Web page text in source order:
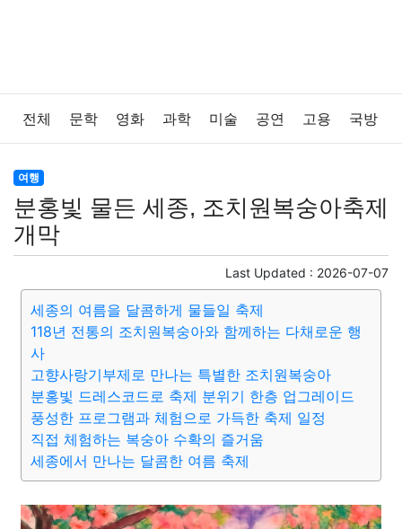
전체 문학 영화 과학 미술 공연 고용 국방
법률
보건 질병 가요 방송 일상 주식 암호화폐
반려동물 패션 미용
증권 인테리어 요리 상품리뷰
게임 스포츠 대출 자동차 취미
맛집 IT 컴퓨터 기술 종교 사회 정치
의료 의학 경제 마케팅 부동산
교통 생활 기타
여행
분홍빛 물든 세종, 조치원복숭아축제
개막
Last Updated : 2026-07-07
세종의 여름을 달콤하게 물들일 축제
118년 전통의 조치원복숭아와 함께하는 다채로운 행
사
고향사랑기부제로 만나는 특별한 조치원복숭아
분홍빛 드레스코드로 축제 분위기 한층 업그레이드
풍성한 프로그램과 체험으로 가득한 축제 일정
직접 체험하는 복숭아 수확의 즐거움
세종에서 만나는 달콤한 여름 축제